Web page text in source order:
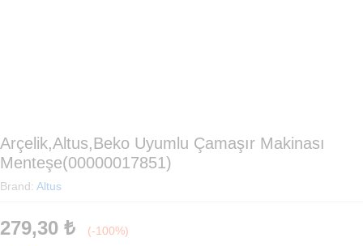
Arçelik,Altus,Beko Uyumlu Çamaşır Makinası
Menteşe(00000017851)
Brand: Altus
279,30 ₺
(-100%)